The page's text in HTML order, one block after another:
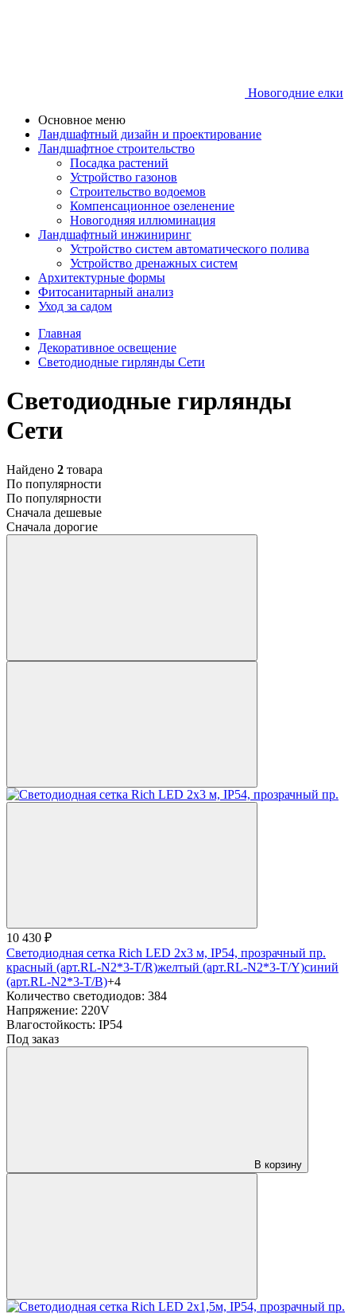
Новогодние елки
Основное меню
Ландшафтный дизайн и проектирование
Ландшафтное строительство
Посадка растений
Устройство газонов
Строительство водоемов
Компенсационное озеленение
Новогодняя иллюминация
Ландшафтный инжиниринг
Устройство систем автоматического полива
Устройство дренажных систем
Aрхитектурные формы
Фитосанитарный анализ
Уход за садом
Главная
Декоративное освещение
Светодиодные гирлянды Сети
Светодиодные гирлянды
Сети
Найдено 2 товара
По популярности
По популярности
Сначала дешевые
Сначала дорогие
10 430 ₽
Светодиодная сетка Rich LED 2х3 м, IP54, прозрачный пр.
красный (арт.RL-N2*3-T/R)желтый (арт.RL-N2*3-T/Y)синий
(арт.RL-N2*3-T/B)+4
Количество светодиодов: 384
Напряжение: 220V
Влагостойкость: IP54
Под заказ
В корзину